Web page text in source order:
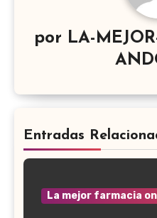
por LA-
Entradas
La mejor farmacia